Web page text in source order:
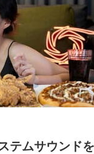
テムサウンド